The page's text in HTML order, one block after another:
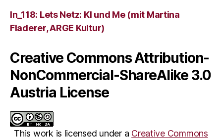
ln_118: Lets Netz: KI und Me (mit Martina
Fladerer, ARGE Kultur)
Creative Commons Attribution-
NonCommercial-ShareAlike 3.0
Austria License
This work is licensed under a Creative Commons